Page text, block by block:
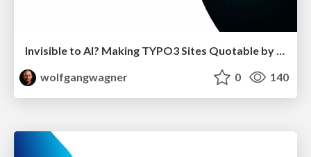
wolfgangwagner
0 140